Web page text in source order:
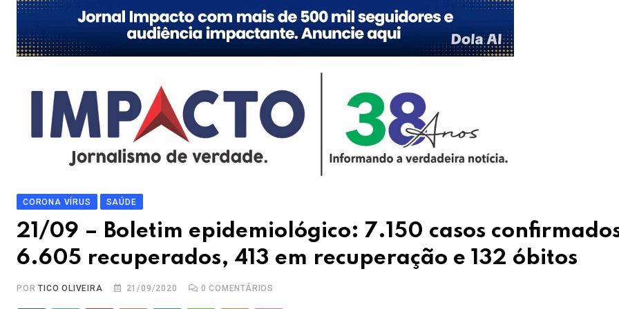
CORONA VÍRUS SAÚDE
21/09 – Boletim epidemiológico: 7.150 casos
6.605 recuperados, 413 em recuperação e 132 óbitos
PORTICO OLIVEIRA 21/09/2020 0 COMENTÁRIOS